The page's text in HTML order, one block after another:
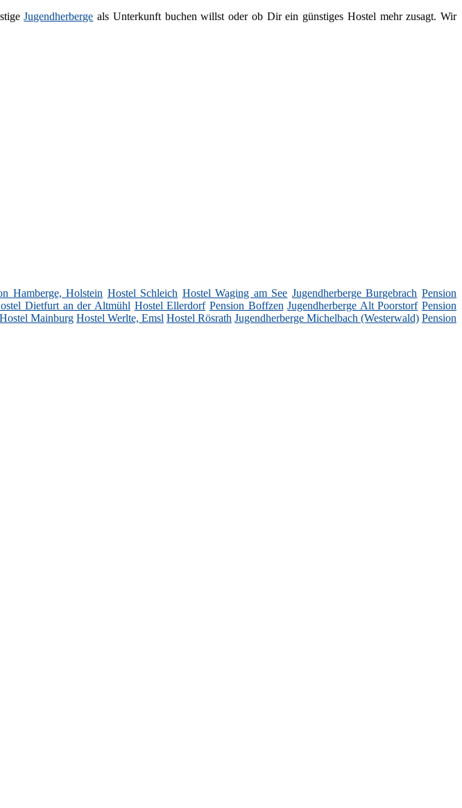
Jugendherberge als Unterkunft buchen willst oder ob Dir ein günstiges Hostel mehr zusagt. Wir
Hamberge, Holstein Hostel Schleich Hostel Waging am See Jugendherberge Burgebrach Pension
Dietfurt an der Altmühl Hostel Ellerdorf Pension Boffzen Jugendherberge Alt Poorstorf Pension
Hostel Mainburg Hostel Werlte, Emsl Hostel Rösrath Jugendherberge Michelbach (Westerwald) Pension